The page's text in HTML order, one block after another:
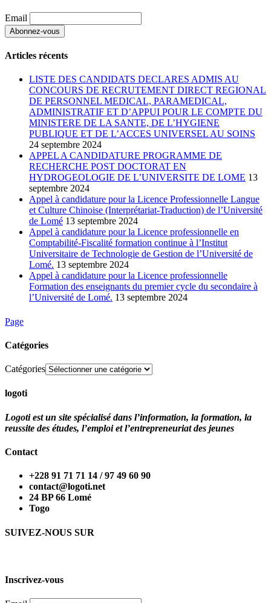
Email
Articles récents
LISTE DES CANDIDATS DECLARES ADMIS AU
CONCOURS DE RECRUTEMENT DIRECT REGIONAL
DE PERSONNEL MEDICAL, PARAMEDICAL,
ADMINISTRATIF ET D’APPUI POUR LE COMPTE DU
MINISTERE DE LA SANTE, DE L’HYGIENE
PUBLIQUE ET DE L’ACCES UNIVERSEL AU SOINS
24 septembre 2024
APPEL A CANDIDATURE PROGRAMME DE
RECHERCHE POST DOCTORAT EN
HYDROGEOLOGIE DE L’UNIVERSITE DE LOME 13
septembre 2024
Appel à candidature pour la Licence Professionnelle Langue
et Culture Chinoise (Interprétariat-Traduction) de l’Université
de Lomé 13 septembre 2024
Appel à candidature pour la Licence professionnelle en
Comptabilité-Fiscalité formation continue à l’Institut
Universitaire de Technologie de Gestion de l’Université de
Lomé. 13 septembre 2024
Appel à candidature pour la Licence professionnelle
Formation des enseignants du premier cycle du secondaire à
l’Université de Lomé. 13 septembre 2024
Page
Catégories
Catégories
logoti
Logoti est un site spécialisé dans l’information, la formation, la
reussite des études, l’emploi et l’entrepreneuriat des jeunes
Contact
+228 91 71 71 14 / 97 49 60 90
contact@logoti.net
24 BP 66 Lomé
Togo
SUIVEZ-NOUS SUR
Inscrivez-vous